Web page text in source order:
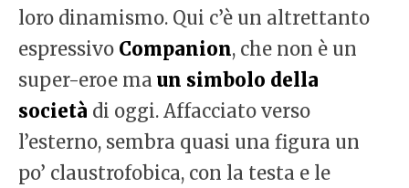
loro dinamismo. Qui c’è un altrettanto
espressivo Companion, che non è un
super-eroe ma un simbolo della
società di oggi. Affacciato verso
l’esterno, sembra quasi una figura un
po’ claustrofobica, con la testa e le